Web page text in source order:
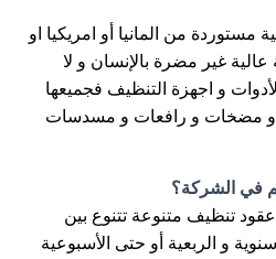
مستوردة من المانيا أو امريكيا او
عالية غير مضرة بالإنسان و لا
و اجهزة التنظيف فجميعها
مضخات و رافعات و مسدسات
في الشركة؟
تنظيف متنوعة تتنوع بين
و الربعية أو حتى الأسبوعية